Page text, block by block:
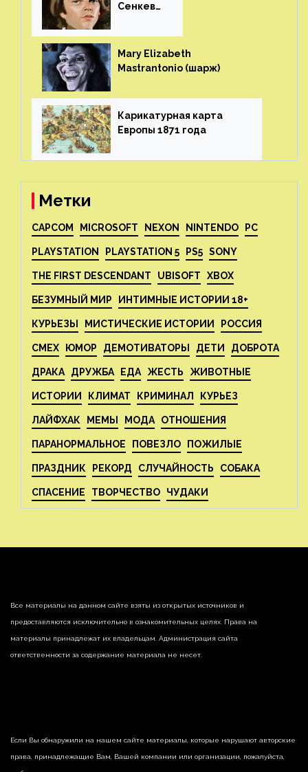
Сенкеви
Mary Elizabeth
Mastrantonio (шарж)⁠⁠
Карикатурная карта
Европы 1871 года⁠⁠
Метки
CAPCOM MICROSOFT NEXON NINTENDO PC
PLAYSTATION PLAYSTATION 5 PS5 SONY
THE FIRST DESCENDANT UBISOFT XBOX
БЕЗУМНЫЙ МИР ИНТИМНЫЕ ИСТОРИИ 18+
КУРЬЕЗЫ МИСТИЧЕСКИЕ ИСТОРИИ РОССИЯ
СМЕХ ЮМОР ДЕМОТИВАТОРЫ ДЕТИ ДОБРОТА
ДРАКА ДРУЖБА ЕДА ЖЕСТЬ ЖИВОТНЫЕ
ИСТОРИИ КЛИМАТ КРИМИНАЛ КУРЬЕЗ
ЛАЙФХАК МЕМЫ МОДА ОТНОШЕНИЯ
ПАРАНОРМАЛЬНОЕ ПОВЕЗЛО ПОЖИЛЫЕ
ПРАЗДНИК РЕКОРД СЛУЧАЙНОСТЬ СОБАКА
СПАСЕНИЕ ТВОРЧЕСТВО ЧУДАКИ
Все материалы на данном сайте взяты из открытых источников и
предоставляются исключительно в ознакомительных целях. Права на
материалы принадлежат их владельцам. Администрация сайта
ответственности за содержание материала не несет.
Если Вы обнаружили на нашем сайте материалы, которые нарушают авторские
права, принадлежащие Вам, Вашей компании или организации, пожалуйста,